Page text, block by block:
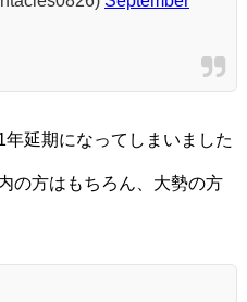
延期になってしまいました
の方はもちろん、大勢の方